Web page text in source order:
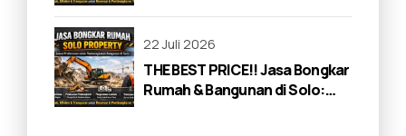
22 Juli 2026
THE BEST PRICE!! Jasa Bongkar
Rumah & Bangunan di Solo: